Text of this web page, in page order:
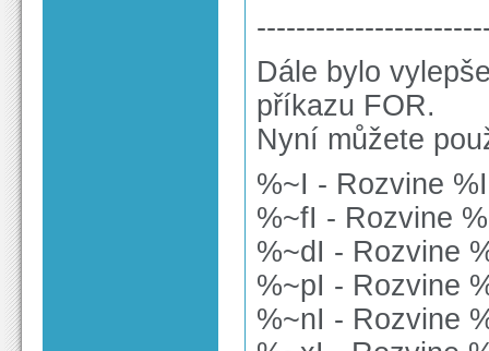
Dále bylo
příkazu FOR.
Nyní můžete
%~I - Rozvine
%~fI - Rozvine
%~dI - Rozvine
%~pI - Rozvine
%~nI - Rozvine